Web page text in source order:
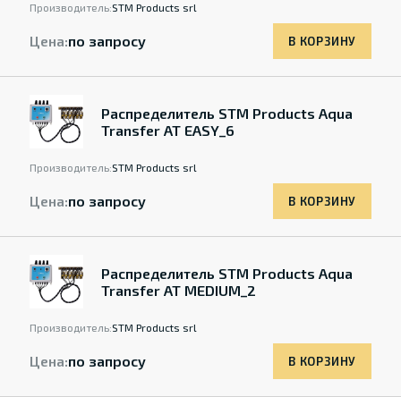
Производитель:STM Products srl
Цена:по запросу В КОРЗИНУ
Распределитель STM Products Aqua
Transfer AT EASY_6
Производитель:STM Products srl
Цена:по запросу В КОРЗИНУ
Распределитель STM Products Aqua
Transfer AT MEDIUM_2
Производитель:STM Products srl
Цена:по запросу В КОРЗИНУ